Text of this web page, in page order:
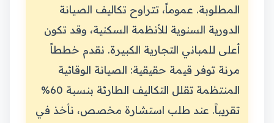
المطلوبة. عموماً، تتراوح تكاليف الصيانة
الدورية السنوية للأنظمة السكنية، وقد تكون
أعلى للمباني التجارية الكبيرة. نقدم خططاً
مرنة توفر قيمة حقيقية: الصيانة الوقائية
المنتظمة تقلل التكاليف الطارئة بنسبة 60%
تقريباً. عند طلب استشارة مخصص، نأخذ في